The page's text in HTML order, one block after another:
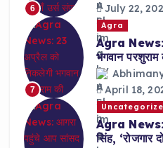
6
July 22,
7
Agra
Agra News:
भगवान परशुराम
April 18,
Agra
सिंह, ‘रोजगार